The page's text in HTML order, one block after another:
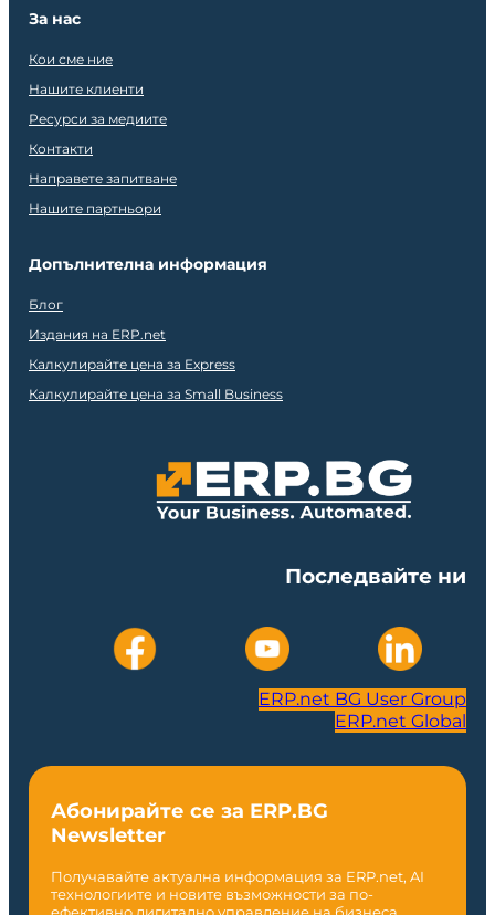
За нас
Кои сме ние
Нашите клиенти
Ресурси за медиите
Контакти
Направете запитване
Нашите партньори
Допълнителна информация
Блог
Издания на ERP.net
Калкулирайте цена за Express
Калкулирайте цена за Small Business
Последвайте ни
ERP.net BG User Group
ERP.net Global
Абонирайте се за ERP.BG
Newsletter
Получавайте актуална информация за ERP.net, AI
технологиите и новите възможности за по-